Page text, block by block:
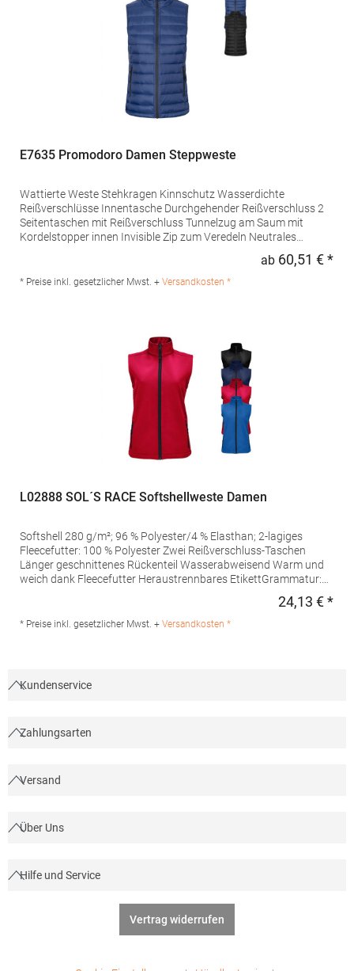
E7635 Promodoro Damen Steppweste
Wattierte Weste Stehkragen Kinnschutz Wasserdichte
Reißverschlüsse Innentasche Durchgehender Reißverschluss 2
Seitentaschen mit Reißverschluss Tunnelzug am Saum mit
Kordelstopper innen Invisible Zip zum Veredeln Neutrales
100 % PolyesterMaterialzusammensetzung: Außen+Innen: 100%
Nylon, Wattierung: 100% PolyesterAngaben zur
ab 60,51 € *
* Preise inkl. gesetzlicher Mwst. + Versandkosten *
L02888 SOL´S RACE Softshellweste Damen
Softshell 280 g/m²; 96 % Polyester/4 % Elasthan; 2-lagiges
Fleecefutter: 100 % Polyester Zwei Reißverschluss-Taschen
Länger geschnittenes Rückenteil Wasserabweisend Warm und
weich dank Fleecefutter Heraustrennbares EtikettGrammatur:
Produktsicherheit: Herst.-Nr.: 02888Hersteller: SOLO INVEST 92
24,13 € *
* Preise inkl. gesetzlicher Mwst. + Versandkosten *
Kundenservice
Zahlungsarten
Versand
Über Uns
Hilfe und Service
Vertrag widerrufen